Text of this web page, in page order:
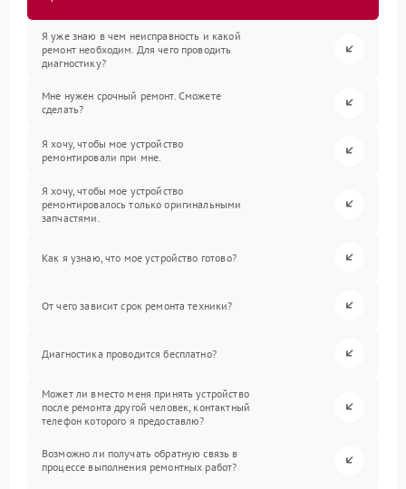
Я уже знаю в чем неисправность и какой
ремонт необходим. Для чего проводить
диагностику?
Мне нужен срочный ремонт. Сможете
сделать?
Я хочу, чтобы мое устройство
ремонтировали при мне.
Я хочу, чтобы мое устройство
ремонтировалось только оригинальными
запчастями.
Как я узнаю, что мое устройство готово?
От чего зависит срок ремонта техники?
Диагностика проводится бесплатно?
Может ли вместо меня принять устройство
после ремонта другой человек, контактный
телефон которого я предоставлю?
Возможно ли получать обратную связь в
процессе выполнения ремонтных работ?